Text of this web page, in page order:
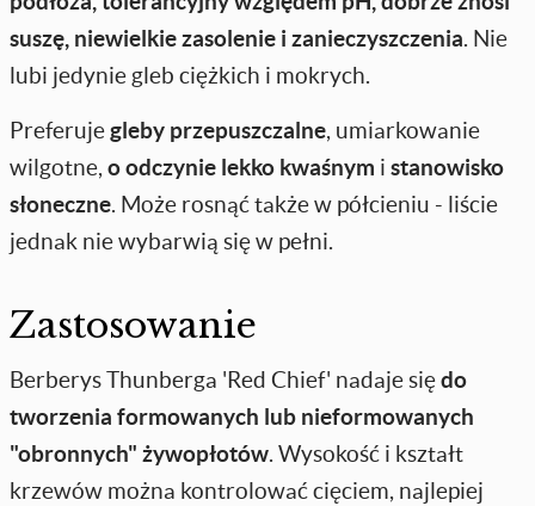
suszę, niewielkie zasolenie i zanieczyszczenia. Nie
lubi jedynie gleb ciężkich i mokrych.
Preferujegleby przepuszczalne, umiarkowanie
wilgotne, o odczynie lekko kwaśnym i stanowisko
słoneczne. Może rosnąć także w półcieniu - liście
jednak nie wybarwią się w pełni.
Zastosowanie
Berberys Thunberga 'Red Chief' nadaje siędo
tworzenia formowanych lub nieformowanych
"obronnych" żywopłotów. Wysokość i kształt
krzewów można kontrolować cięciem, najlepiej